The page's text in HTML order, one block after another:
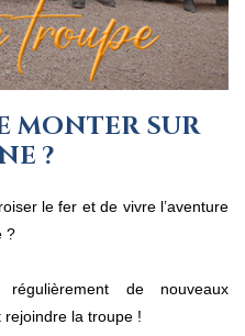
MONTER SUR
?
le fer et de vivre l’aventure
?
de nouveaux
rejoindre la troupe !